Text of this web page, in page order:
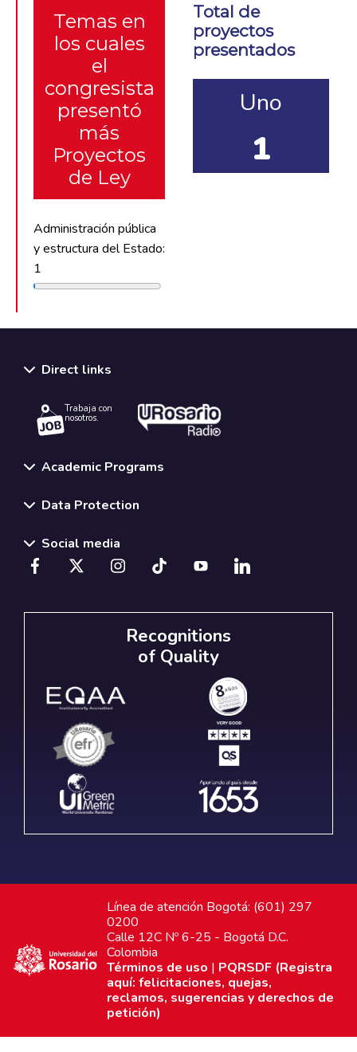
Temas en
los cuales
el
congresista
presentó
más
Proyectos
de Ley
Administración pública
y estructura del Estado:
1
Total de
proyectos
presentados
Uno
1
Direct links
Trabaja con
nosotros.
Academic Programs
Data Protection
Social media
Recognitions
of Quality
Línea de atención Bogotá: (601) 297
0200
Calle 12C Nº 6-25 - Bogotá D.C.
Colombia
Términos de uso | PQRSDF (Registra
aquí: felicitaciones, quejas,
reclamos, sugerencias y derechos de
petición)